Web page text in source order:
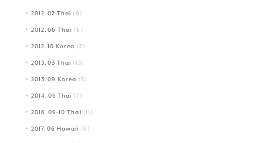
2012.02 Thai (6)
2012.06 Thai (6)
2012.10 Korea (2)
2013.03 Thai (13)
2013.09 Korea (3)
2014.05 Thai (7)
2016.09-10 Thai (11)
2017.06 Hawaii (6)